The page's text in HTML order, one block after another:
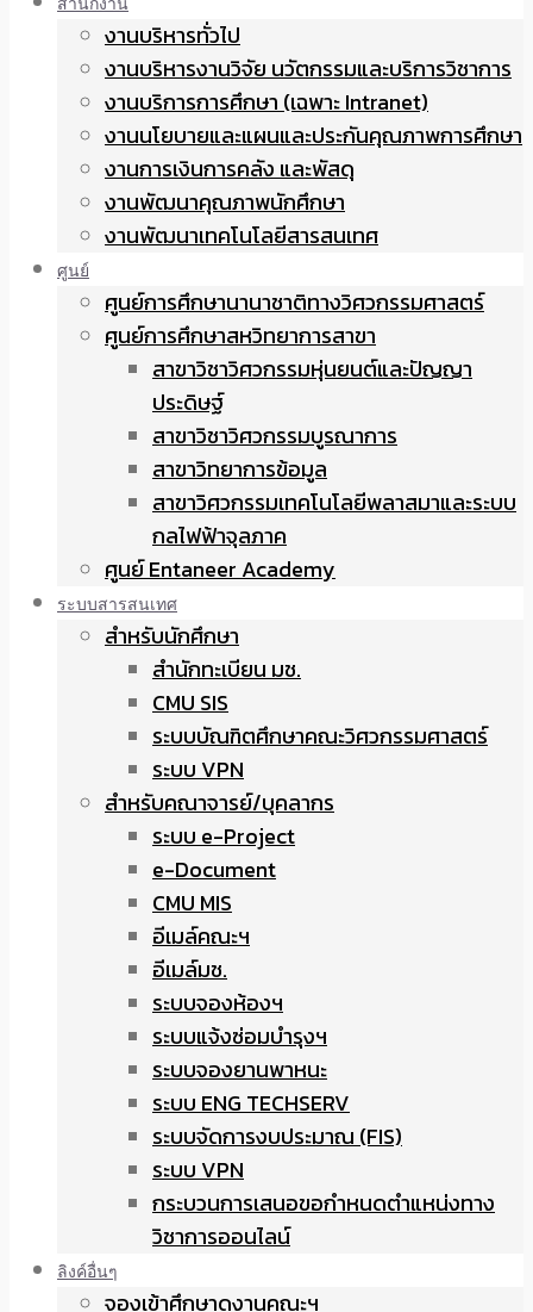
งานบริหารทั่วไป
งานบริหารงานวิจัย นวัตกรรมและบริการวิชาการ
งานบริการการศึกษา (เฉพาะ Intranet)
งานนโยบายและแผนและประกันคุณภาพการศึกษา
งานการเงินการคลัง และพัสดุ
งานพัฒนาคุณภาพนักศึกษา
งานพัฒนาเทคโนโลยีสารสนเทศ
ศูนย์
ศูนย์การศึกษานานาชาติทางวิศวกรรมศาสตร์
ศูนย์การศึกษาสหวิทยาการสาขา
สาขาวิชาวิศวกรรมหุ่นยนต์และปัญญา
ประดิษฐ์
สาขาวิชาวิศวกรรมบูรณาการ
สาขาวิทยาการข้อมูล
สาขาวิศวกรรมเทคโนโลยีพลาสมาและระบบ
กลไฟฟ้าจุลภาค
ศูนย์ Entaneer Academy
ระบบสารสนเทศ
สำหรับนักศึกษา
สำนักทะเบียน มช.
CMU SIS
ระบบบัณฑิตศึกษาคณะวิศวกรรมศาสตร์
ระบบ VPN
สำหรับคณาจารย์/บุคลากร
ระบบ e-Project
e-Document
CMU MIS
อีเมล์คณะฯ
อีเมล์มช.
ระบบจองห้องฯ
ระบบแจ้งซ่อมบำรุงฯ
ระบบจองยานพาหนะ
ระบบ ENG TECHSERV
ระบบจัดการงบประมาณ (FIS)
ระบบ VPN
กระบวนการเสนอขอกำหนดตำแหน่งทาง
วิชาการออนไลน์
ลิงค์อื่นๆ
จองเข้าศึกษาดูงานคณะฯ